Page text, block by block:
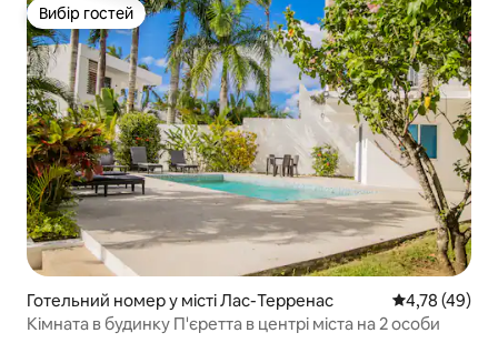
Вибір гостей
Вибір гостей
Готельний номер у місті Лас-Терренас Середня
4,78 (49)
Кімната в будинку П'єретта в центрі міста на 2 особи